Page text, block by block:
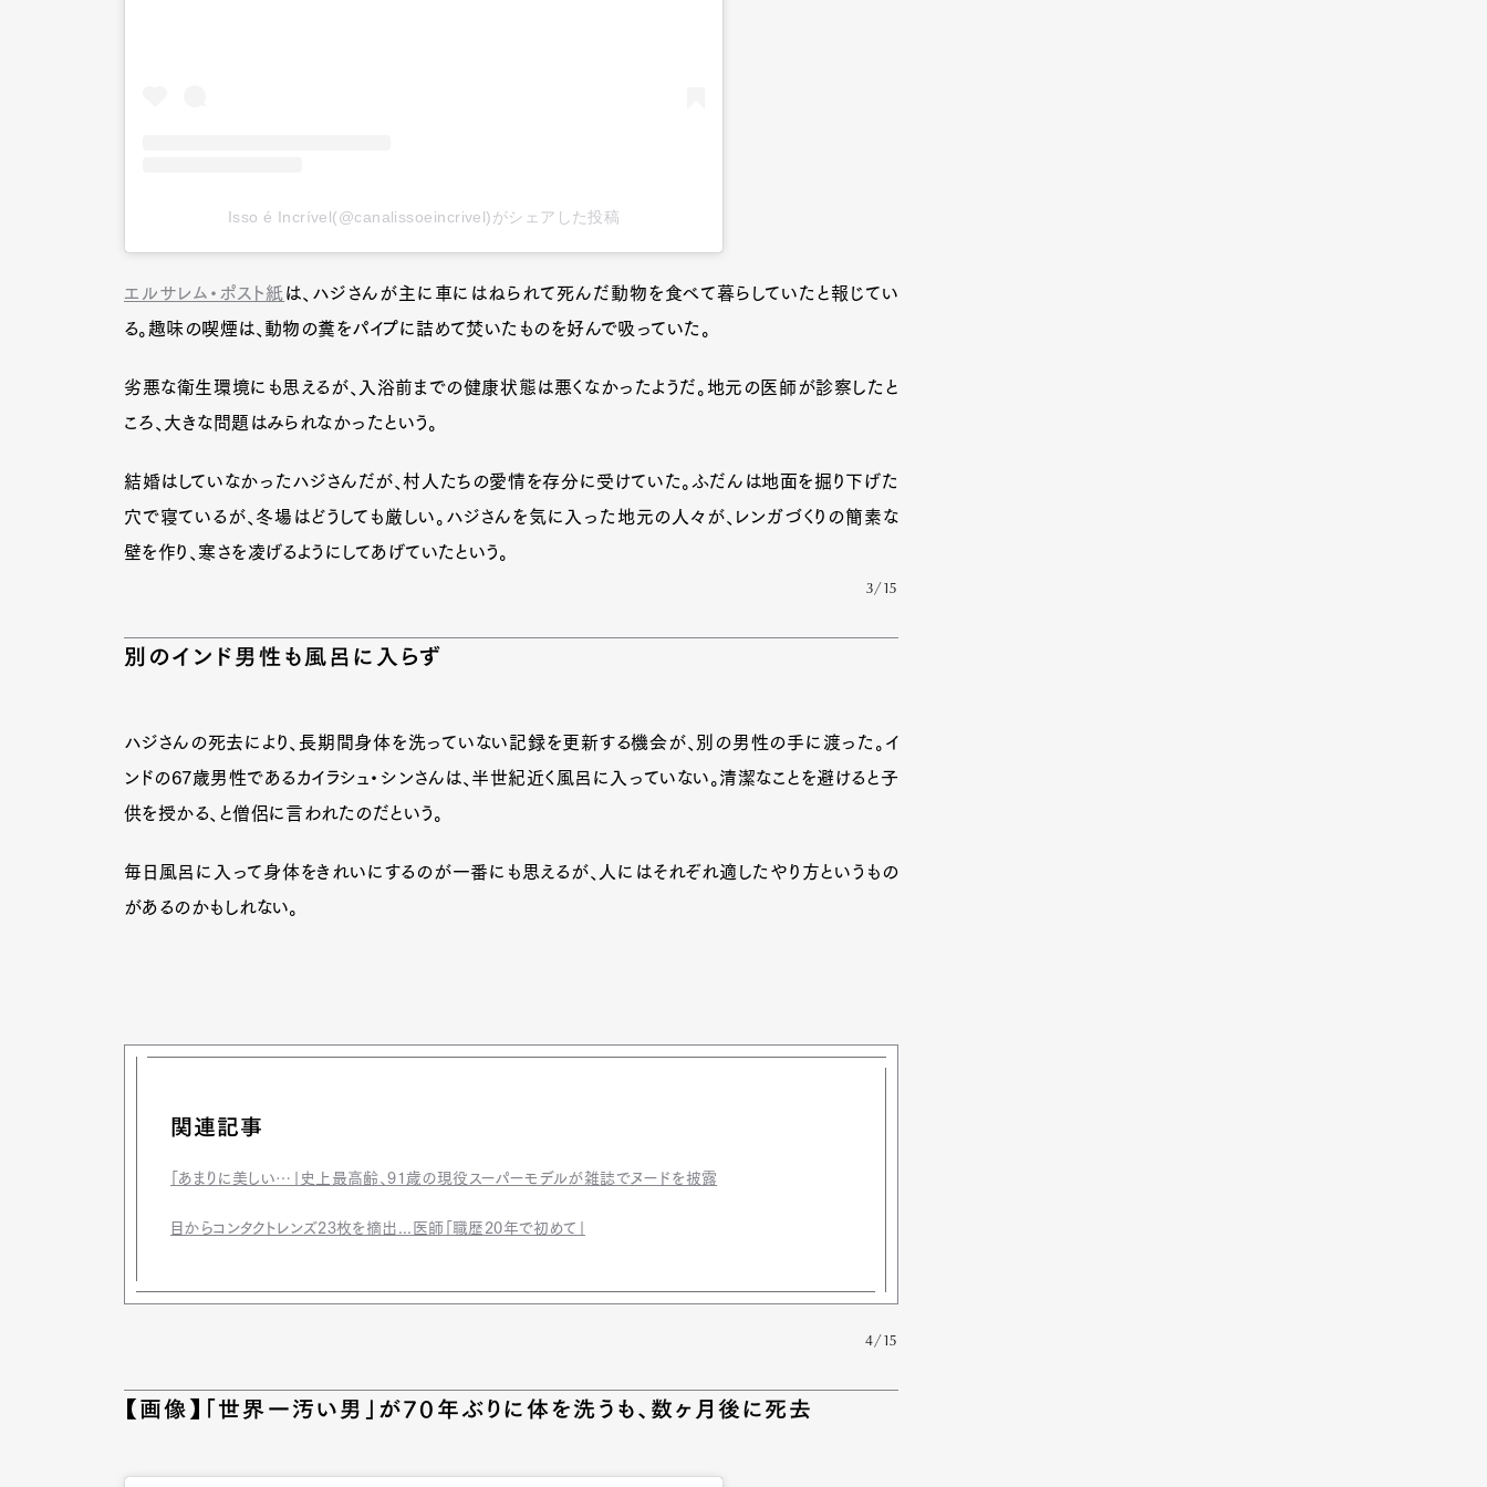
Isso é Incrível(@canalissoeincrivel)がシェアした投稿
エルサレム・ポスト紙 は、ハジさんが主に車にはねられて死んだ動物を食べて暮らしていたと報じてい
る。趣味の喫煙は、動物の糞をパイプに詰めて焚いたものを好んで吸っていた。
劣悪な衛生環境にも思えるが、入浴前までの健康状態は悪くなかったようだ。地元の医師が診察したと
ころ、大きな問題はみられなかったという。
結婚はしていなかったハジさんだが、村人たちの愛情を存分に受けていた。ふだんは地面を掘り下げた
穴で寝ているが、冬場はどうしても厳しい。ハジさんを気に入った地元の人々が、レンガづくりの簡素な
壁を作り、寒さを凌げるようにしてあげていたという。
3/15
別のインド男性も風呂に入らず
ハジさんの死去により、長期間身体を洗っていない記録を更新する機会が、別の男性の手に渡った。イ
ンドの67歳男性であるカイラシュ・シンさんは、半世紀近く風呂に入っていない。清潔なことを避けると子
供を授かる、と僧侶に言われたのだという。
毎日風呂に入って身体をきれいにするのが一番にも思えるが、人にはそれぞれ適したやり方というもの
があるのかもしれない。
関連記事
「あまりに美しい…」史上最高齢、91歳の現役スーパーモデルが雑誌でヌードを披露
目からコンタクトレンズ23枚を摘出...医師「職歴20年で初めて」
4/15
【画像】「世界一汚い男」が70年ぶりに体を洗うも、数ヶ月後に死去